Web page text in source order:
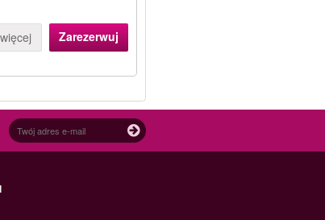
Zarezerwuj